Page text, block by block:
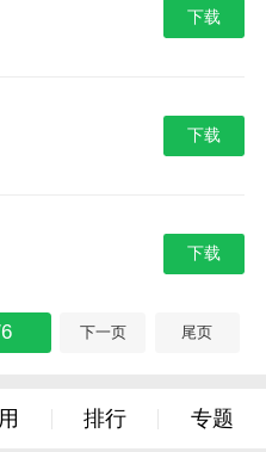
下载
下载
下载
下一页 尾页
排行 专题